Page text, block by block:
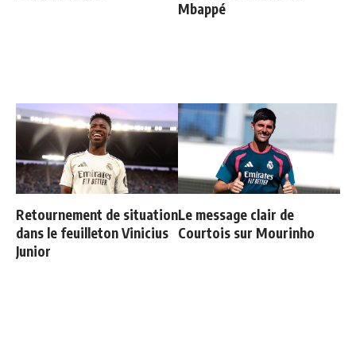
Mbappé
Retournement de situation
dans le feuilleton Vinicius
Junior
Le message clair de
Courtois sur Mourinho